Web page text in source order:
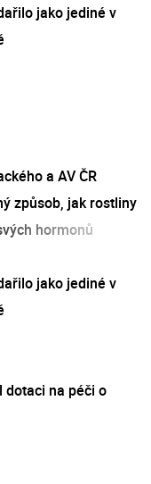
jako jediné v
a AV ČR
způsob, jak rostliny
hormonů
jako jediné v
dotaci na péči o